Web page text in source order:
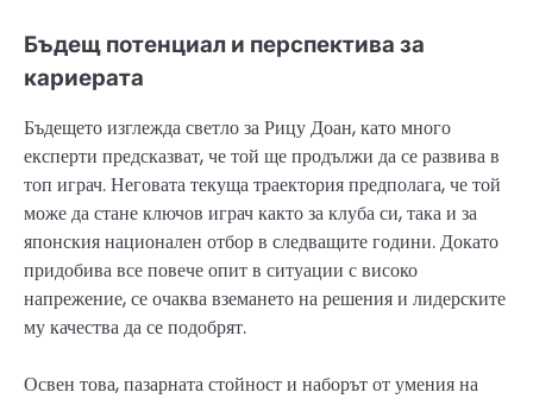
Бъдещ потенциал и перспектива за
кариерата
Бъдещето изглежда светло за Рицу Доан, като много
експерти предсказват, че той ще продължи да се развива в
топ играч. Неговата текуща траектория предполага, че той
може да стане ключов играч както за клуба си, така и за
японския национален отбор в следващите години. Докато
придобива все повече опит в ситуации с високо
напрежение, се очаква вземането на решения и лидерските
му качества да се подобрят.
Освен това, пазарната стойност и наборът от умения на